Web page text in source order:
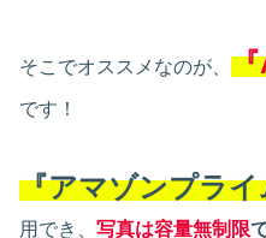
そこでオススメなのが、
です！
『アマゾンプライ
用でき、 写真は容量無制限